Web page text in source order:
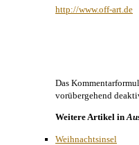
http://www.off-art.de
Das
vorübergehend
Weitere Artikel in
Weihnachtsinsel